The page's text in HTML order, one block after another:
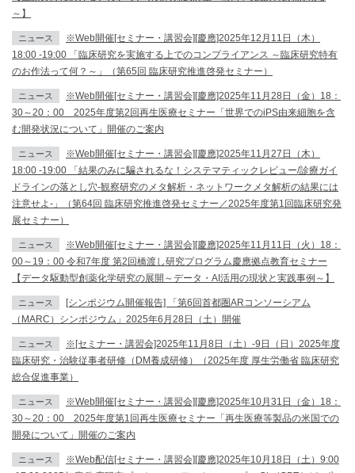
～】
ニュース
※Web開催[セミナー・講習会][慶應]2025年12月11日（木）
18:00 -19:00 「臨床研究を実施する上でのコンプライアンス ～臨床研究特有
のお作法って何？～」（第65回 臨床研究推進啓発セミナー）
ニュース
※Web開催[セミナー・講習会][慶應]2025年11月28日（金）18：
30～20：00 2025年度第2回再生医療セミナー「世界でのiPS由来細胞を含
む開発状況について」開催のご案内
ニュース
※Web開催[セミナー・講習会][慶應]2025年11月27日（木）
18:00 -19:00 「結果のみに騙されるな！システマティックレビュー/診療ガイ
ドラインの落とし穴-観察研究のメタ解析・ネットワークメタ解析の結果には
注意せよ-」（第64回 臨床研究推進啓発セミナー／2025年度第1回臨床研究発
展セミナー）
ニュース
※Web開催[セミナー・講習会][慶應]2025年11月11日（火）18：
00～19：00 令和7年度 第2回橋渡し研究プログラム慶應拠点教育セミナー
【データ駆動型創薬化学研究の展開～データ・AI活用の現状と実践事例～】
ニュース
[シンポジウム開催報告] 「第6回首都圏ARコンソーシアム
（MARC）シンポジウム」2025年6月28日（土）開催
ニュース
※[セミナー・講習会]2025年11月8日（土）-9日（日）2025年度
臨床研究・治験従事者研修（DM養成研修）（2025年度 厚生労働省 臨床研究
総合促進事業）
ニュース
※Web開催[セミナー・講習会][慶應]2025年10月31日（金）18：
30～20：00 2025年度第1回再生医療セミナー「再生医療等製品の米国での
開発について」開催のご案内
ニュース
※Web配信[セミナー・講習会][慶應]2025年10月18日（土）9:00